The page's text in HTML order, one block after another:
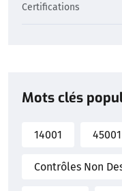
Certifications
Mots clés
14001 45001
Contrôles Non